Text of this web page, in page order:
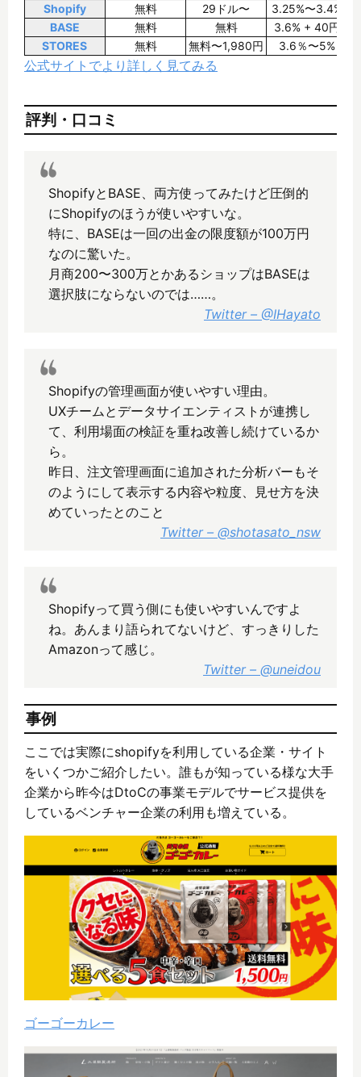
Shopify
無料 29ドル〜
3.25%〜3.4%
BASE
無料 無料
3.6% + 40円
STORES
無料 無料〜1,980円 3.6％〜5%
公式サイトでより詳しく見てみる
評判・口コミ
ShopifyとBASE、両方使ってみたけど圧倒的
にShopifyのほうが使いやすいな。
特に、BASEは一回の出金の限度額が100万円
なのに驚いた。
月商200〜300万とかあるショップはBASEは
選択肢にならないのでは……。
Twitter – @IHayato
Shopifyの管理画面が使いやすい理由。
UXチームとデータサイエンティストが連携し
て、利用場面の検証を重ね改善し続けているか
ら。
昨日、注文管理画面に追加された分析バーもそ
のようにして表示する内容や粒度、見せ方を決
めていったとのこと
Twitter – @shotasato_nsw
Shopifyって買う側にも使いやすいんですよ
ね。あんまり語られてないけど、すっきりした
Amazonって感じ。
Twitter – @uneidou
事例
ここでは実際にshopifyを利用している企業・サイト
をいくつかご紹介したい。誰もが知っている様な大手
企業から昨今はDtoCの事業モデルでサービス提供を
しているベンチャー企業の利用も増えている。
ゴーゴーカレー